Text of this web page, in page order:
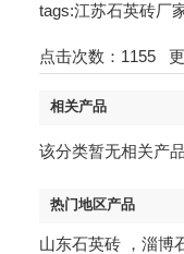
tags:江苏石英砖厂
点击次数： 1155
相关产品
该分类暂无相关产
热门地区产品
山东石英砖 ， 淄博